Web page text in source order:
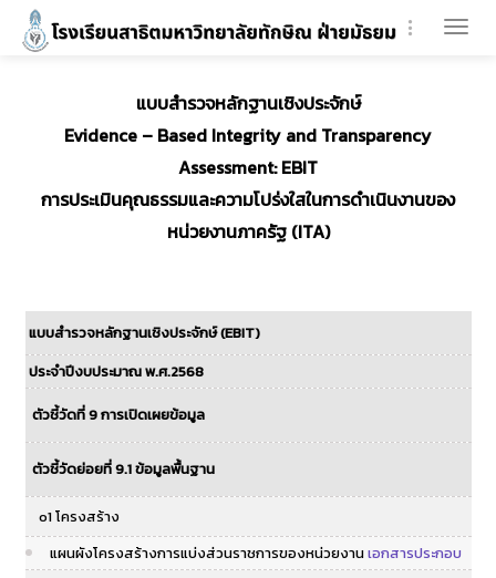
แบบสำรวจหลักฐานเชิงประจักษ์
Evidence – Based Integrity and Transparency
Assessment: EBIT
การประเมินคุณธรรมและความโปร่งใสในการดำเนินงานของ
หน่วยงานภาครัฐ (ITA)
แบบสำรวจหลักฐานเชิงประจักษ์ (EBIT)
ประจำปีงบประมาณ พ.ศ.2568
ตัวชี้วัดที่ 9 การเปิดเผยข้อมูล
ตัวชี้วัดย่อยที่ 9.1 ข้อมูลพื้นฐาน
o1 โครงสร้าง
แผนผังโครงสร้างการแบ่งส่วนราชการของหน่วยงานเอกสารประกอบ